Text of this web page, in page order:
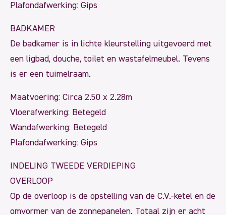
Plafondafwerking: Gips
BADKAMER
De badkamer is in lichte kleurstelling uitgevoerd met
een ligbad, douche, toilet en wastafelmeubel. Tevens
is er een tuimelraam.
Maatvoering: Circa 2.50 x 2.28m
Vloerafwerking: Betegeld
Wandafwerking: Betegeld
Plafondafwerking: Gips
INDELING TWEEDE VERDIEPING
OVERLOOP
Op de overloop is de opstelling van de C.V.-ketel en de
omvormer van de zonnepanelen. Totaal zijn er acht